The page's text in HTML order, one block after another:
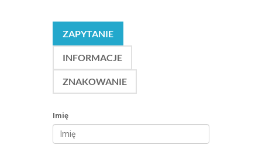
ZAPYTANIE
INFORMACJE
ZNAKOWANIE
Imię